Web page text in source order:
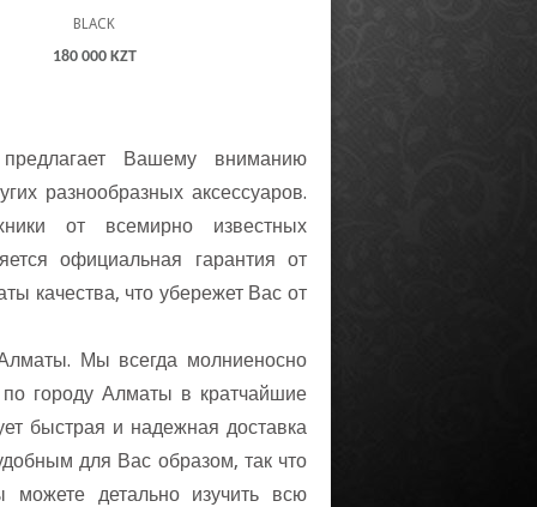
BLACK
180 000 KZT
предлагает Вашему вниманию
разнообразных аксессуаров.
от всемирно известных
официальная гарантия от
качества, что убережет Вас от
Мы всегда молниеносно
городу Алматы в кратчайшие
быстрая и надежная доставка
для Вас образом, так что
можете детально изучить всю